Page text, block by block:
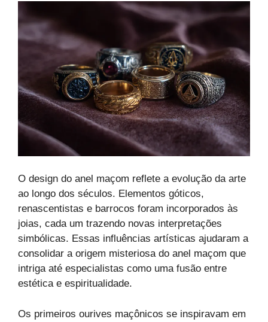
O design do anel maçom reflete a evolução da arte
ao longo dos séculos. Elementos góticos,
renascentistas e barrocos foram incorporados às
joias, cada um trazendo novas interpretações
simbólicas. Essas influências artísticas ajudaram a
consolidar a origem misteriosa do anel maçom que
intriga até especialistas como uma fusão entre
estética e espiritualidade.
Os primeiros ourives maçônicos se inspiravam em